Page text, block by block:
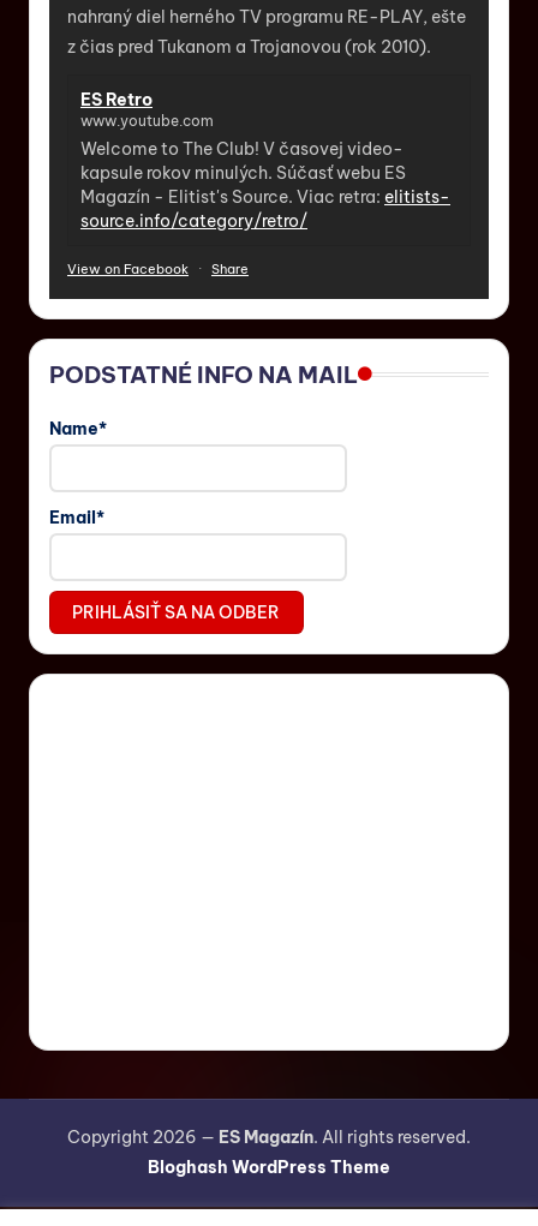
nahraný diel herného TV programu RE-PLAY, ešte
z čias pred Tukanom a Trojanovou (rok 2010).
ES Retro
www.youtube.com
Welcome to The Club! V časovej video-
kapsule rokov minulých. Súčasť webu ES
Magazín - Elitist's Source. Viac retra: elitists-
source.info/category/retro/
View on Facebook · Share
PODSTATNÉ INFO NA MAIL
Name*
Email*
Copyright 2026 — ES Magazín. All rights reserved.
Bloghash WordPress Theme